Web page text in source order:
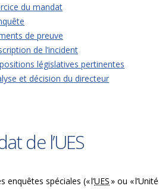
du mandat
de preuve
de l’incident
législatives pertinentes
et décision du directeur
de l’UES
enquêtes spéciales (« l’UES » ou «